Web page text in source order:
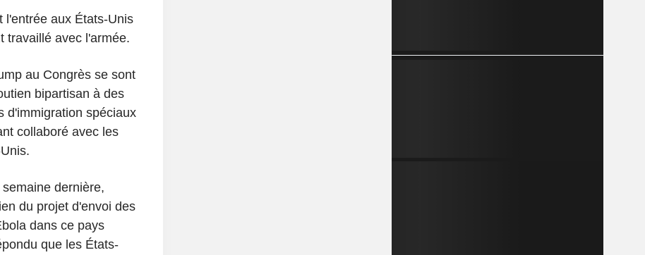
l'entrée aux États-Unis
travaillé avec l'armée.
au Congrès se sont
bipartisan à des
d'immigration spéciaux
collaboré avec les
dernière,
du projet d'envoi des
dans ce pays
que les États-